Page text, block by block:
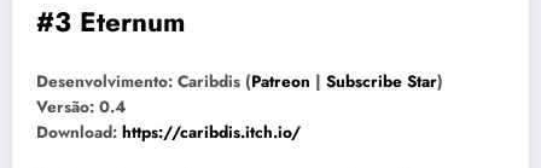
#3 Eternum
Desenvolvimento: Caribdis (Patreon | Subscribe Star)
Versão: 0.4
Download: https://caribdis.itch.io/